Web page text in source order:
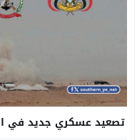
تصعيد عسكري جديد في